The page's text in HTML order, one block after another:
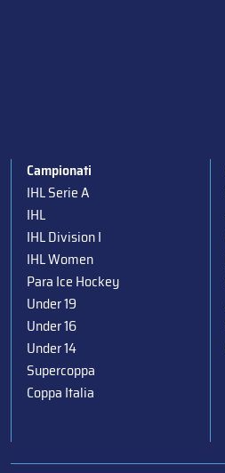
Campionati
IHL Serie A
IHL
IHL Division I
IHL Women
Para Ice Hockey
Under 19
Under 16
Under 14
Supercoppa
Coppa Italia